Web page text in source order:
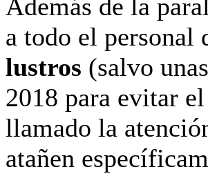
Además de la
a todo el
lustros (salvo
2018 para evitar
llamado la
atañen